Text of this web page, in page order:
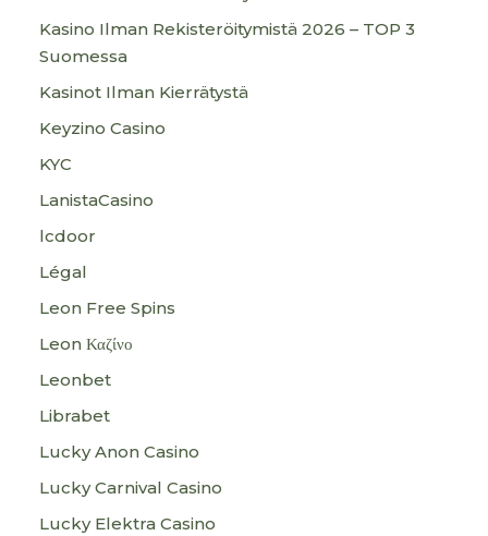
Kasino Ilman Rekisteröitymistä 2026 – TOP 3
Suomessa
Kasinot Ilman Kierrätystä
Keyzino Casino
KYC
LanistaCasino
lcdoor
Légal
Leon Free Spins
Leon Καζίνο
Leonbet
Librabet
Lucky Anon Casino
Lucky Carnival Casino
Lucky Elektra Casino